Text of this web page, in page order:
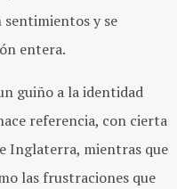
sentimientos y se
entera.
guiño a la identidad
referencia, con cierta
Inglaterra, mientras que
las frustraciones que